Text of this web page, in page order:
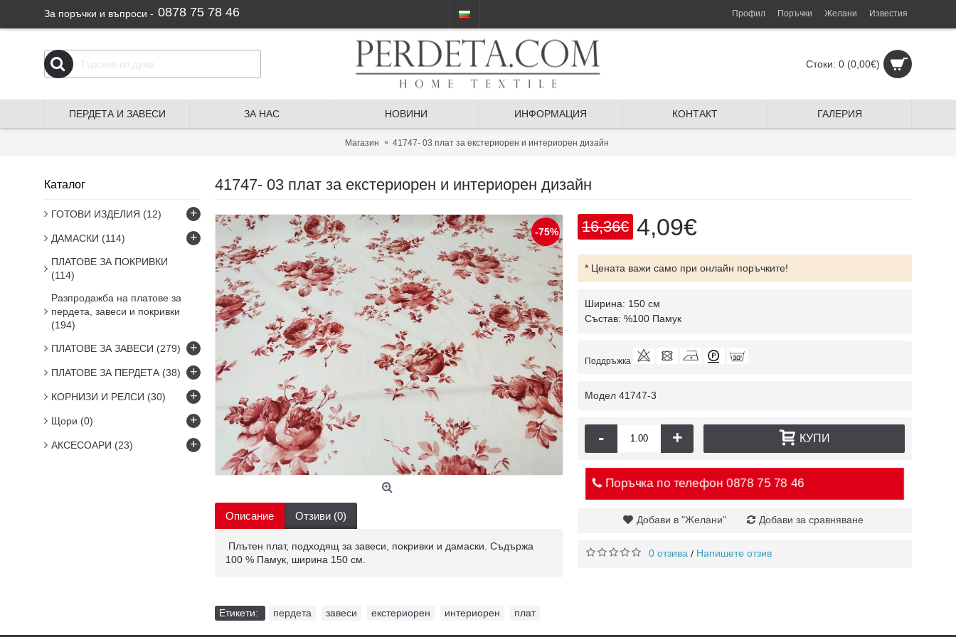
За поръчки и въпроси - 0878 75 78 46 Профил Поръчки Желани Известия
Стоки: 0 (0,00€)
ПЕРДЕТА И ЗАВЕСИ ЗА НАС НОВИНИ ИНФОРМАЦИЯ КОНТАКТ ГАЛЕРИЯ
Магазин 41747- 03 плат за екстериорен и интериорен дизайн
Каталог
ГОТОВИ ИЗДЕЛИЯ (12) +
ДАМАСКИ (114) +
ПЛАТОВЕ ЗА ПОКРИВКИ
(114)
Разпродажба на платове за
пердета, завеси и покривки
(194)
ПЛАТОВЕ ЗА ЗАВЕСИ (279) +
ПЛАТОВЕ ЗА ПЕРДЕТА (38) +
КОРНИЗИ И РЕЛСИ (30) +
Щори (0) +
АКСЕСОАРИ (23) +
41747- 03 плат за екстериорен и интериорен дизайн
-75%
Описание Отзиви (0)
Плътен плат, подходящ за завеси, покривки и дамаски. Съдържа
100 % Памук, ширина 150 см.
16,36€ 4,09€
* Цената важи само при онлайн поръчките!
Ширина: 150 см
Състав: %100 Памук
Поддръжка
Модел 41747-3
- + КУПИ
Поръчка по телефон0878 75 78 46
Добави в "Желани" Добави за сравняване
0 отзива / Напишете отзив
Етикети: пердета завеси екстериорен интериорен плат